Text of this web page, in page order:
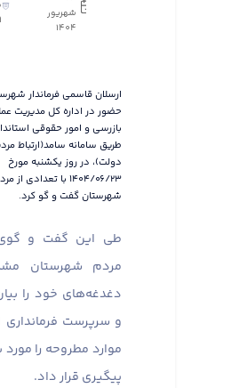
شهریور
1404
ارسلان قاسمی فرماندار
حضور در اداره کل مدیریت
بازرسی و امور حقوقی
طریق سامانه سامد(ارتباط
دولت)، در روز یکشنبه مورخ
۱۴۰۴/۰۶/۲۳ با تعدادی از
شهرستان گفت و گو کرد.
طی این گفت و گوی
مردم شهرستان
دغدغه‌های خود را
و سرپرست فرمانداری
موارد مطروحه را
پیگیری قرار داد.